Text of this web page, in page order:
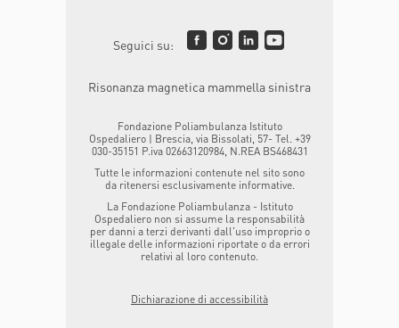
Seguici su:
Risonanza magnetica mammella sinistra
Fondazione Poliambulanza Istituto
Ospedaliero | Brescia, via Bissolati, 57- Tel. +39
030-35151 P.iva 02663120984, N.REA BS468431
Tutte le informazioni contenute nel sito sono
da ritenersi esclusivamente informative.
La Fondazione Poliambulanza - Istituto
Ospedaliero non si assume la responsabilità
per danni a terzi derivanti dall'uso improprio o
illegale delle informazioni riportate o da errori
relativi al loro contenuto.
Dichiarazione di accessibilità